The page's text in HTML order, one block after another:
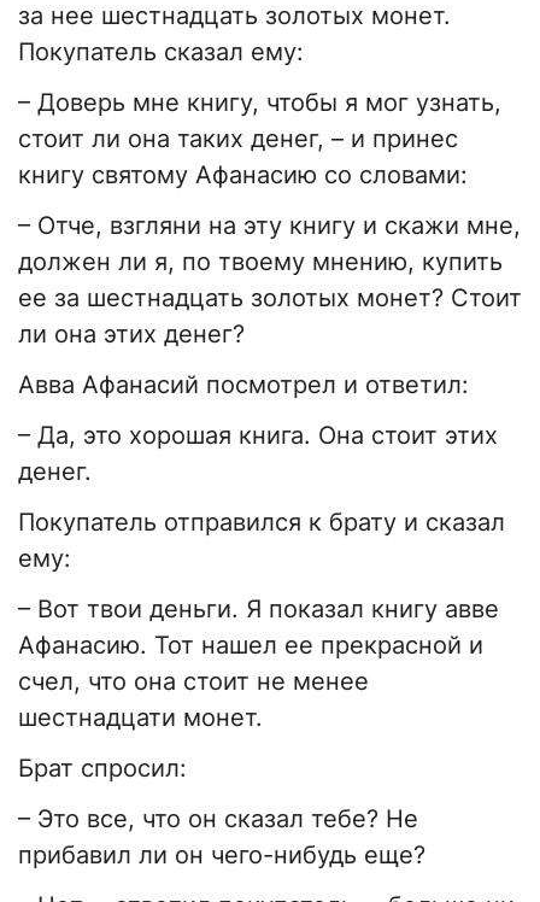
за нее шестнадцать золотых монет.
Покупатель сказал ему:
– Доверь мне книгу, чтобы я мог узнать,
стоит ли она таких денег, – и принес
книгу святому Афанасию со словами:
– Отче, взгляни на эту книгу и скажи мне,
должен ли я, по твоему мнению, купить
ее за шестнадцать золотых монет? Стоит
ли она этих денег?
Авва Афанасий посмотрел и ответил:
– Да, это хорошая книга. Она стоит этих
денег.
Покупатель отправился к брату и сказал
ему:
– Вот твои деньги. Я показал книгу авве
Афанасию. Тот нашел ее прекрасной и
счел, что она стоит не менее
шестнадцати монет.
Брат спросил:
– Это все, что он сказал тебе? Не
прибавил ли он чего-нибудь еще?